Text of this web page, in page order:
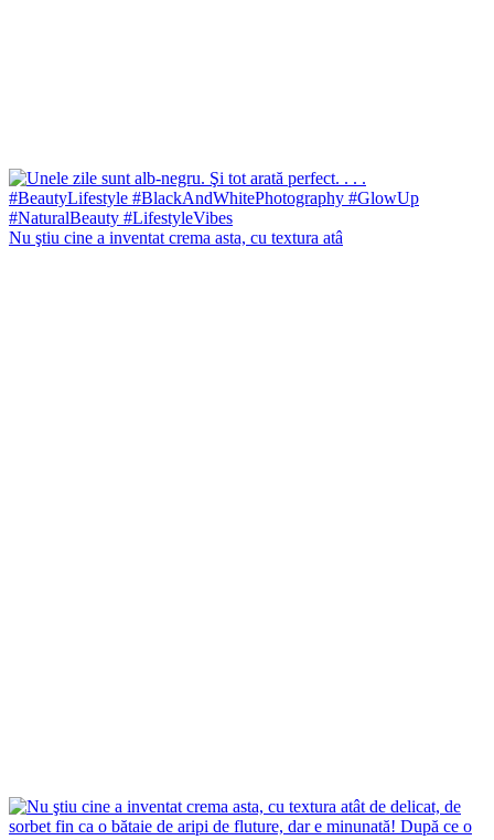
Nu ştiu cine a inventat crema asta, cu textura atâ